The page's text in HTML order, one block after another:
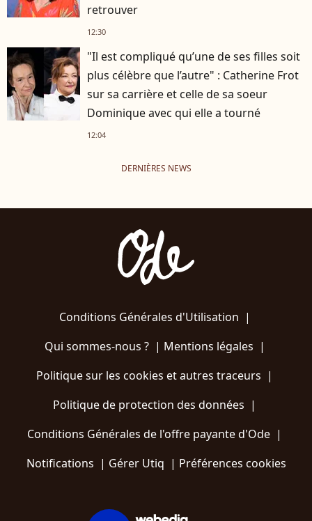
retrouver
12:30
"Il est compliqué qu’une de ses filles soit
plus célèbre que l’autre" : Catherine Frot
sur sa carrière et celle de sa soeur
Dominique avec qui elle a tourné
12:04
DERNIÈRES NEWS
Conditions Générales d'Utilisation |
Qui sommes-nous ?| Mentions légales |
Politique sur les cookies et autres traceurs |
Politique de protection des données |
Conditions Générales de l'offre payante d'Ode |
Notifications | Gérer Utiq | Préférences cookies